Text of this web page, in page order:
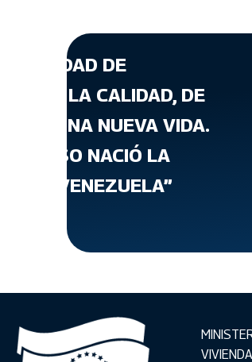
DE
DE LA CALIDAD, DE
DE UNA NUEVA VIDA.
ESO NACIÓ LA
VENEZUELA”